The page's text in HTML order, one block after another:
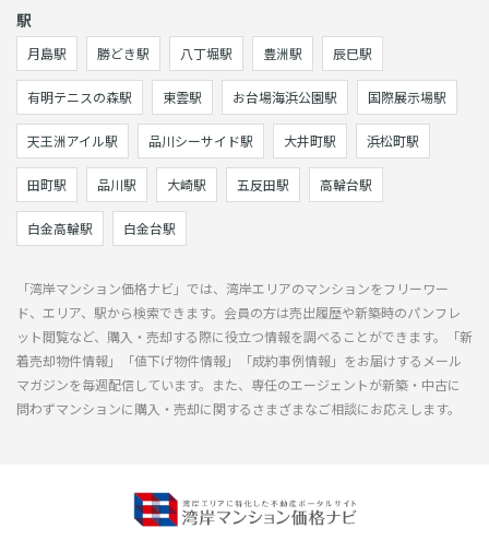
駅
月島駅 勝どき駅 八丁堀駅 豊洲駅 辰巳駅
有明テニスの森駅 東雲駅 お台場海浜公園駅 国際展示場駅
天王洲アイル駅 品川シーサイド駅 大井町駅 浜松町駅
田町駅 品川駅 大崎駅 五反田駅 高輪台駅
白金高輪駅 白金台駅
「湾岸マンション価格ナビ」では、湾岸エリアのマンションをフリーワー
ド、エリア、駅から検索できます。会員の方は売出履歴や新築時のパンフレ
ット閲覧など、購入・売却する際に役立つ情報を調べることができます。「新
着売却物件情報」「値下げ物件情報」「成約事例情報」をお届けするメール
マガジンを毎週配信しています。また、専任のエージェントが新築・中古に
問わずマンションに購入・売却に関するさまざまなご相談にお応えします。